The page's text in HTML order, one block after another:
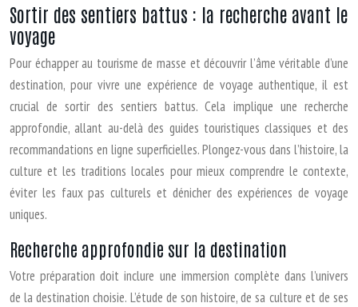
Sortir des sentiers battus : la recherche avant le
voyage
Pour échapper au tourisme de masse et découvrir l’âme véritable d’une
destination, pour vivre une expérience de voyage authentique, il est
crucial de sortir des sentiers battus. Cela implique une recherche
approfondie, allant au-delà des guides touristiques classiques et des
recommandations en ligne superficielles. Plongez-vous dans l’histoire, la
culture et les traditions locales pour mieux comprendre le contexte,
éviter les faux pas culturels et dénicher des expériences de voyage
uniques.
Recherche approfondie sur la destination
Votre préparation doit inclure une immersion complète dans l’univers
de la destination choisie. L’étude de son histoire, de sa culture et de ses